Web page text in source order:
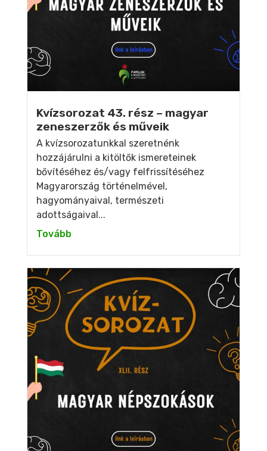
Kvízsorozat 43. rész – magyar
zeneszerzők és műveik
A kvízsorozatunkkal szeretnénk
hozzájárulni a kitöltők ismereteinek
bővítéséhez és/vagy felfrissítéséhez
Magyarország történelmével,
hagyományaival, természeti
adottságaival...
Tovább